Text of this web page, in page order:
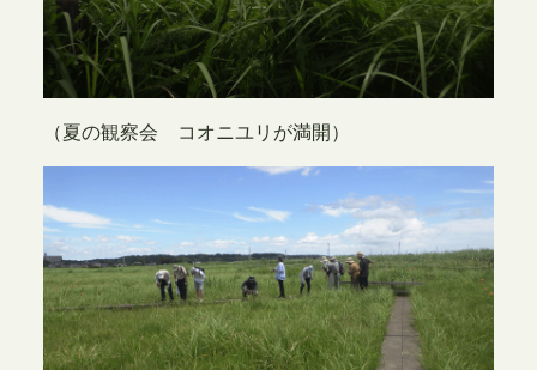
（夏の観察会 コオニユリが満開）